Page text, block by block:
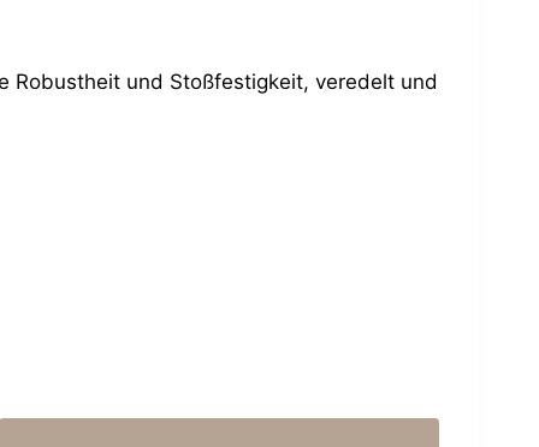
Robustheit und Stoßfestigkeit, veredelt und